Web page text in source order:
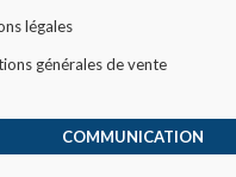
légales
générales de vente
COMMUNICATION